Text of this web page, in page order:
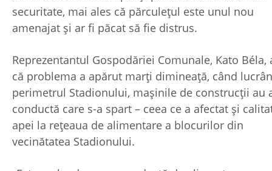
securitate, mai ales că părculețul este unul nou
amenajat și ar fi păcat să fie distrus.
Reprezentantul Gospodăriei Comunale, Kato Béla,
că problema a apărut marți dimineață, când
perimetrul Stadionului, mașinile de construcții au
conductă care s-a spart – ceea ce a afectat și
apei la rețeaua de alimentare a blocurilor din
vecinătatea Stadionului.